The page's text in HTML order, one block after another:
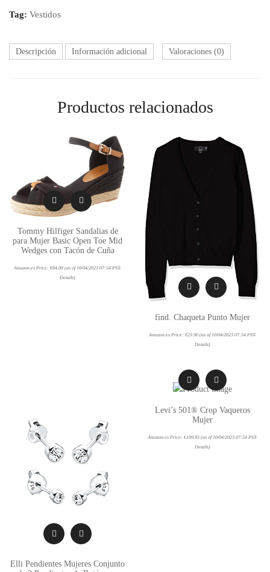
Tag: Vestidos
Descripción Información adicional Valoraciones (0)
Productos relacionados
Tommy Hilfiger Sandalias de
para Mujer Basic Open Toe Mid
Wedges con Tacón de Cuña
Amazon.es Price: €84.00 (as of 10/04/2023 07:54 PST-
Details)
find. Chaqueta Punto Mujer
Amazon.es Price: €23.90 (as of 10/04/2023 07:54 PST-
Details)
Elli Pendientes Mujeres Conjunto
Levi’s 501® Crop Vaqueros
Mujer
Amazon.es Price: €109.95 (as of 10/04/2023 07:54 PST-
Details)